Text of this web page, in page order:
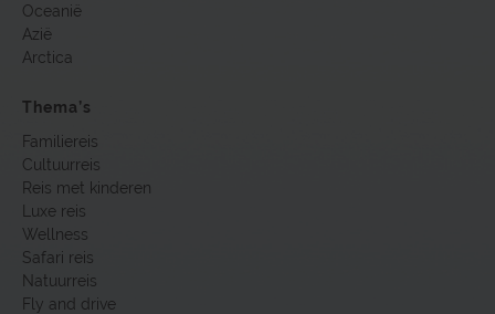
Oceanië
Azië
Arctica
Thema’s
Familiereis
Cultuurreis
Reis met kinderen
Luxe reis
Wellness
Safari reis
Natuurreis
Fly and drive